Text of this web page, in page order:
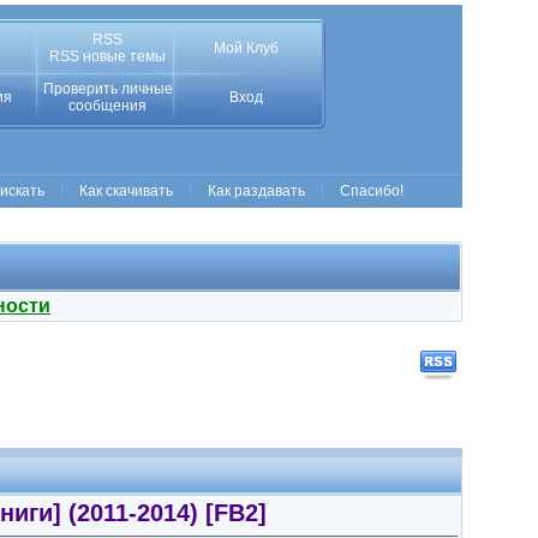
RSS
RSS новые темы
Мой Клуб
Проверить личные
сообщения
Вход
Как скачивать Как раздавать Спасибо!
(2011-2014) [FB2]